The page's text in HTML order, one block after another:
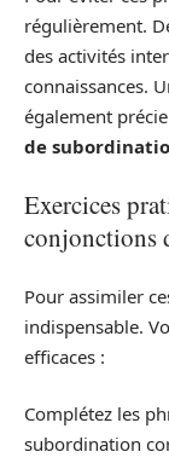
régulièrement.
des activités
connaissances.
également
de
Exercices
conjonctions
Pour assimiler
indispensable.
efficaces :
Complétez les
subordination